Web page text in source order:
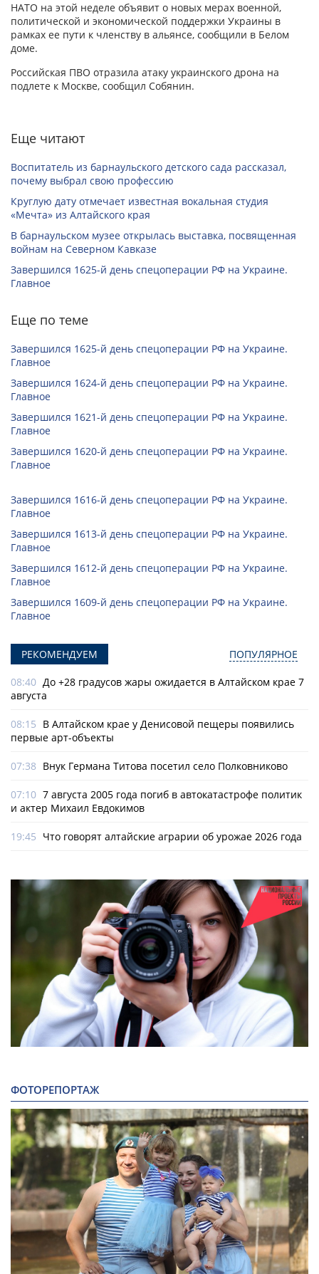
НАТО на этой неделе объявит о новых мерах военной,
политической и экономической поддержки Украины в
рамках ее пути к членству в альянсе, сообщили в Белом
доме.
Российская ПВО отразила атаку украинского дрона на
подлете к Москве, сообщил Собянин.
Еще читают
Воспитатель из барнаульского детского сада рассказал,
почему выбрал свою профессию
Круглую дату отмечает известная вокальная студия
«Мечта» из Алтайского края
В барнаульском музее открылась выставка, посвященная
войнам на Северном Кавказе
Завершился 1625-й день спецоперации РФ на Украине.
Главное
Еще по теме
Завершился 1625-й день спецоперации РФ на Украине.
Главное
Завершился 1624-й день спецоперации РФ на Украине.
Главное
Завершился 1621-й день спецоперации РФ на Украине.
Главное
Завершился 1620-й день спецоперации РФ на Украине.
Главное
Завершился 1616-й день спецоперации РФ на Украине.
Главное
Завершился 1613-й день спецоперации РФ на Украине.
Главное
Завершился 1612-й день спецоперации РФ на Украине.
Главное
Завершился 1609-й день спецоперации РФ на Украине.
Главное
РЕКОМЕНДУЕМ ПОПУЛЯРНОЕ
08:40 До +28 градусов жары ожидается в Алтайском крае 7
августа
08:15 В Алтайском крае у Денисовой пещеры появились
первые арт-объекты
07:38 Внук Германа Титова посетил село Полковниково
07:10 7 августа 2005 года погиб в автокатастрофе политик
и актер Михаил Евдокимов
19:45 Что говорят алтайские аграрии об урожае 2026 года
ФОТОРЕПОРТАЖ